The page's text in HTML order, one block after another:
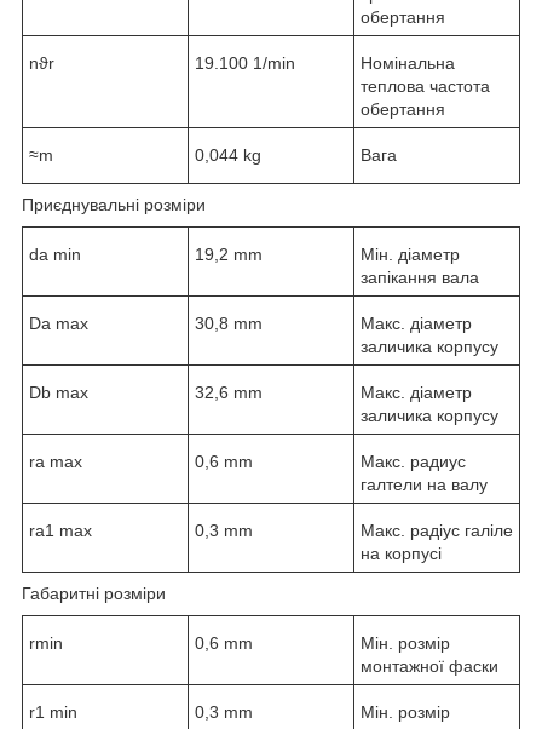
обертання
nϑr 19.100 1/min
Номінальна
теплова частота
обертання
≈m 0,044 kg Вага
Приєднувальні розміри
da min 19,2 mm
Мін. діаметр
запікання вала
Da max 30,8 mm
Макс. діаметр
заличика корпусу
Db max 32,6 mm
Макс. діаметр
заличика корпусу
ra max 0,6 mm
Макс. радиус
галтели на валу
ra1 max 0,3 mm
Макс. радіус галіле
на корпусі
Габаритні розміри
rmin 0,6 mm
Мін. розмір
монтажної фаски
r1 min 0,3 mm
Мін. розмір